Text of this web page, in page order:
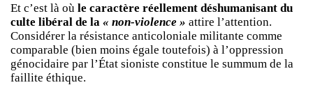
Et c’est là où le caractère réellement déshumanisant du
culte libéral de la « non-violence » attire l’attention.
Considérer la résistance anticoloniale militante comme
comparable (bien moins égale toutefois) à l’oppression
génocidaire par l’État sioniste constitue le summum de la
faillite éthique.